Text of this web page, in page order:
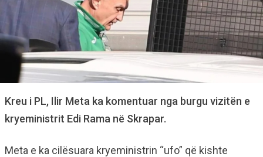
Kreu i PL, Ilir Meta ka komentuar nga burgu vizitën e
kryeministrit Edi Rama në Skrapar.
Meta e ka cilësuara kryeministrin “ufo” që kishte